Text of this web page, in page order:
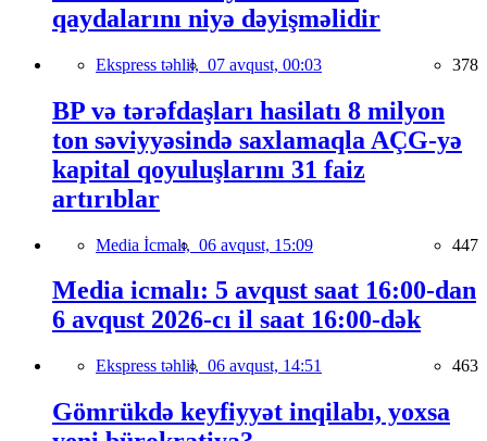
qaydalarını niyə dəyişməlidir
Ekspress təhlil, 07 avqust, 00:03 378
BP və tərəfdaşları hasilatı 8 milyon
ton səviyyəsində saxlamaqla AÇG-yə
kapital qoyuluşlarını 31 faiz
artırıblar
Media İcmalı, 06 avqust, 15:09 447
Media icmalı: 5 avqust saat 16:00-dan
6 avqust 2026-cı il saat 16:00-dək
Ekspress təhlil, 06 avqust, 14:51 463
Gömrükdə keyfiyyət inqilabı, yoxsa